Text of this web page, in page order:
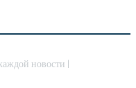
новости |